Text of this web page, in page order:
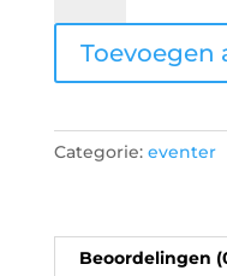
4
jaar
GRATIS
Toevoegen
Categorie: eventer
Beoordelingen